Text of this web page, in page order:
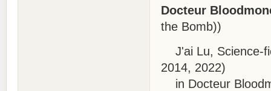
Docteur
the Bomb))
J'ai Lu, Science-
2014, 2022)
in Docteur